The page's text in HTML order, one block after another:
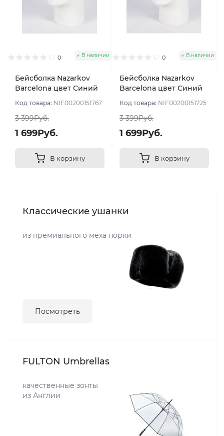
0 В наличии
Бейсболка Nazarkov
Barcelona цвет Синий
Код товара: NIF00200151767
3 399Руб.
1 699Руб.
В корзину
0 В наличии
Бейсболка Nazarkov
Barcelona цвет Синий
Код товара: NIF00200151725
3 399Руб.
1 699Руб.
В корзину
Классические ушанки
из премиального меха норки
Посмотреть
FULTON Umbrellas
качественные зонты
из Англии